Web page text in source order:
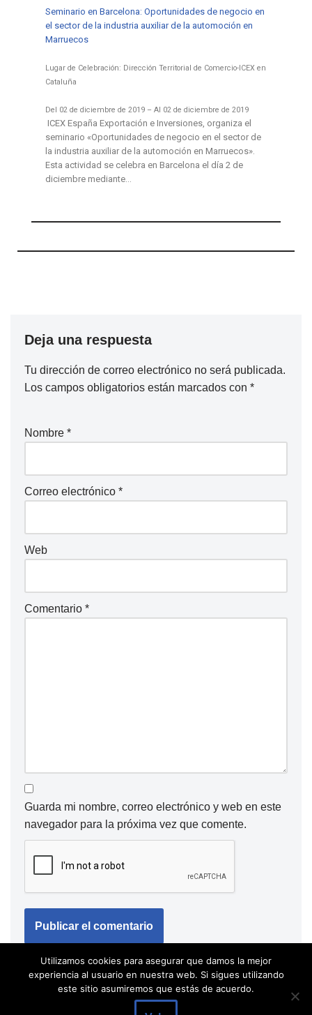
Seminario en Barcelona: Oportunidades de negocio en
el sector de la industria auxiliar de la automoción en
Marruecos
Lugar de Celebración: Dirección Territorial de Comercio-ICEX en
Cataluña
Del 02 de diciembre de 2019 – Al 02 de diciembre de 2019
ICEX España Exportación e Inversiones, organiza el
seminario «Oportunidades de negocio en el sector de
la industria auxiliar de la automoción en Marruecos».
Esta actividad se celebra en Barcelona el día 2 de
diciembre mediante…
Deja una respuesta
Tu dirección de correo electrónico no será publicada.
Los campos obligatorios están marcados con *
Nombre *
Correo electrónico *
Web
Comentario *
Guarda mi nombre, correo electrónico y web en este
navegador para la próxima vez que comente.
Utilizamos cookies para asegurar que damos la mejor
experiencia al usuario en nuestra web. Si sigues utilizando
este sitio asumiremos que estás de acuerdo.